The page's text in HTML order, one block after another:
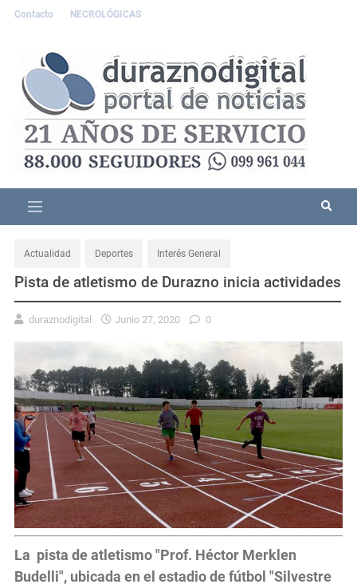
Contacto NECROLÓGICAS
Actualidad Deportes Interés General
Pista de atletismo de Durazno inicia actividades
duraznodigital Junio 27, 2020 0
La pista de atletismo "Prof. Héctor Merklen
Budelli", ubicada en el estadio de fútbol "Silvestre